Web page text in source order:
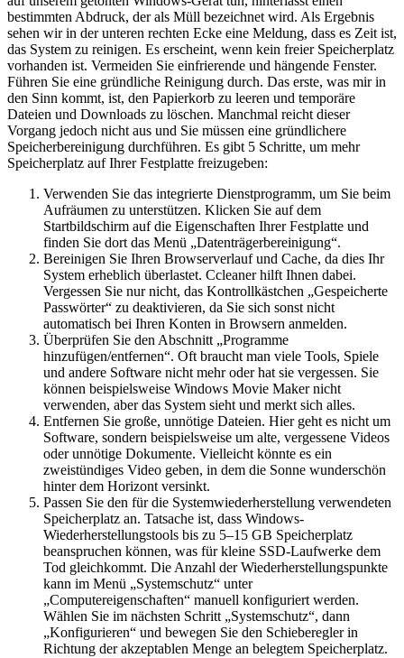
bestimmten Abdruck, der als Müll bezeichnet wird. Als Ergebnis
sehen wir in der unteren rechten Ecke eine Meldung, dass es Zeit ist,
das System zu reinigen. Es erscheint, wenn kein freier Speicherplatz
vorhanden ist. Vermeiden Sie einfrierende und hängende Fenster.
Führen Sie eine gründliche Reinigung durch. Das erste, was mir in
den Sinn kommt, ist, den Papierkorb zu leeren und temporäre
Dateien und Downloads zu löschen. Manchmal reicht dieser
Vorgang jedoch nicht aus und Sie müssen eine gründlichere
Speicherbereinigung durchführen. Es gibt 5 Schritte, um mehr
Speicherplatz auf Ihrer Festplatte freizugeben:
Verwenden Sie das integrierte Dienstprogramm, um Sie beim
Aufräumen zu unterstützen. Klicken Sie auf dem
Startbildschirm auf die Eigenschaften Ihrer Festplatte und
finden Sie dort das Menü „Datenträgerbereinigung“.
Bereinigen Sie Ihren Browserverlauf und Cache, da dies Ihr
System erheblich überlastet. Ccleaner hilft Ihnen dabei.
Vergessen Sie nur nicht, das Kontrollkästchen „Gespeicherte
Passwörter“ zu deaktivieren, da Sie sich sonst nicht
automatisch bei Ihren Konten in Browsern anmelden.
Überprüfen Sie den Abschnitt „Programme
hinzufügen/entfernen“. Oft braucht man viele Tools, Spiele
und andere Software nicht mehr oder hat sie vergessen. Sie
können beispielsweise Windows Movie Maker nicht
verwenden, aber das System sieht und merkt sich alles.
Entfernen Sie große, unnötige Dateien. Hier geht es nicht um
Software, sondern beispielsweise um alte, vergessene Videos
oder unnötige Dokumente. Vielleicht könnte es ein
zweistündiges Video geben, in dem die Sonne wunderschön
hinter dem Horizont versinkt.
Passen Sie den für die Systemwiederherstellung verwendeten
Speicherplatz an. Tatsache ist, dass Windows-
Wiederherstellungstools bis zu 5–15 GB Speicherplatz
beanspruchen können, was für kleine SSD-Laufwerke dem
Tod gleichkommt. Die Anzahl der Wiederherstellungspunkte
kann im Menü „Systemschutz“ unter
„Computereigenschaften“ manuell konfiguriert werden.
Wählen Sie im nächsten Schritt „Systemschutz“, dann
„Konfigurieren“ und bewegen Sie den Schieberegler in
Richtung der akzeptablen Menge an belegtem Speicherplatz.